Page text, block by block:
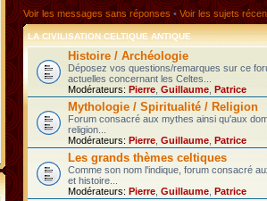
Voir les messages sans réponses•Voir les sujets
LA CIVILISATION CELTIQUE ANTIQUE
Histoire / Archéologie
Déposez vos questions/remarques sur ce
actuelles concernant les Celtes...
Modérateurs: Pierre Guillaume Patrice
Mythologie / Spiritualité / Religion
Forum consacré aux mythes ainsi qu'aux
religion...
Modérateurs: Pierre Guillaume Patrice
Les grands thèmes celtiques
Comme son nom l'indique, forum consacré
et histoire...
Modérateurs: Pierre Guillaume Patrice